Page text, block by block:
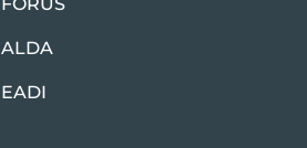
ALDA
EADI